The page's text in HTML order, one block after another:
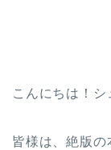
こんにちは！シ
皆様は、絶版の